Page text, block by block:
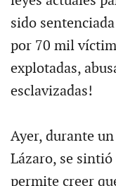
sido
por 70 mil
explotadas,
esclavizadas!
Ayer, durante
Lázaro, se
permite creer